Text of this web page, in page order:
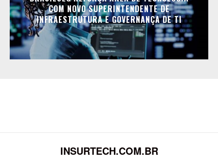
COM NOVO SUPERINTENDENTE DE
INFRAESTRUTURA E GOVERNANÇA DE TI
INSURTECH.COM.BR